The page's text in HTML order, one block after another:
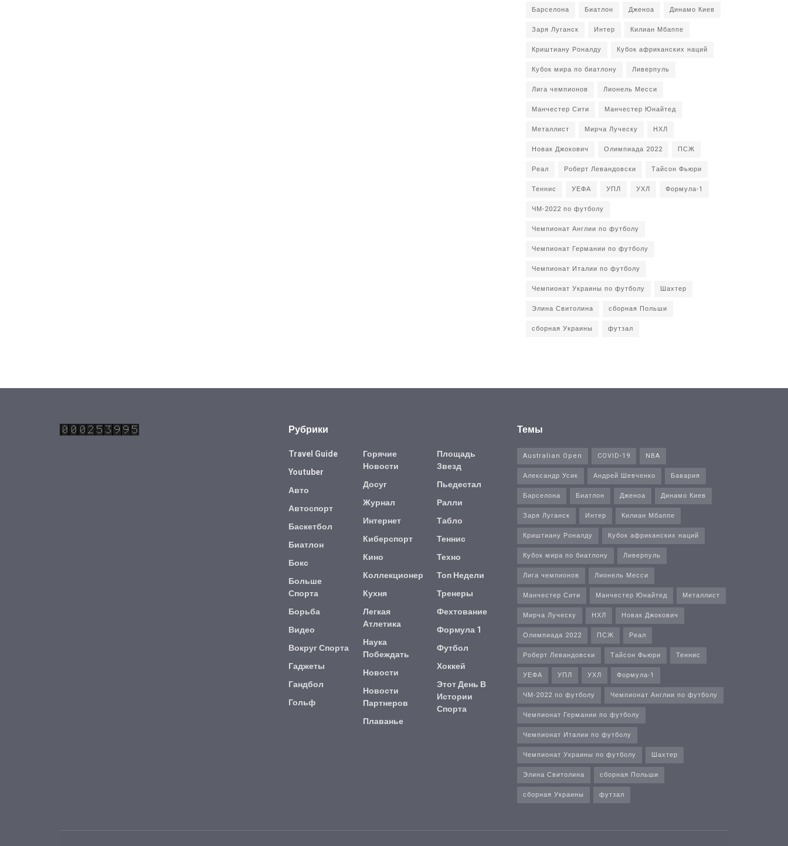
Барселона
Биатлон Дженоа
Динамо Киев
Заря Луганск
Интер
Килиан Мбаппе
Криштиану Роналду
Кубок африканских наций
Кубок мира по биатлону
Ливерпуль
Лига чемпионов
Лионель Месси
Манчестер Сити
Манчестер Юнайтед
Металлист
Мирча Луческу
НХЛ
Новак Джокович
Олимпиада 2022
ПСЖ
Реал
Роберт Левандовски
Тайсон Фьюри
Теннис
УЕФА УПЛ УХЛ
Формула-1
ЧМ-2022 по футболу
Чемпионат Англии по футболу
Чемпионат Германии по футболу
Чемпионат Италии по футболу
Чемпионат Украины по футболу
Шахтер
Элина Свитолина
сборная Польши
сборная Украины
футзал
Рубрики
Travel Guide
Youtuber
Авто
Автоспорт
Баскетбол
Биатлон
Бокс
Больше
Спорта
Борьба
Видео
Вокруг Спорта
Гаджеты
Гандбол
Гольф
Горячие
Новости
Досуг
Журнал
Интернет
Киберспорт
Кино
Коллекционер
Кухня
Легкая
Атлетика
Наука
Побеждать
Новости
Новости
Партнеров
Плаванье
Площадь
Звезд
Пьедестал
Ралли
Табло
Теннис
Техно
Топ Недели
Тренеры
Фехтование
Формула 1
Футбол
Хоккей
Этот День В
Истории
Спорта
Темы
Australian Open COVID-19
NBA
Александр Усик
Андрей Шевченко
Бавария
Барселона
Биатлон Дженоа
Динамо Киев
Заря Луганск
Интер
Килиан Мбаппе
Криштиану Роналду
Кубок африканских наций
Кубок мира по биатлону
Ливерпуль
Лига чемпионов
Лионель Месси
Манчестер Сити
Манчестер Юнайтед
Металлист
Мирча Луческу
НХЛ
Новак Джокович
Олимпиада 2022
ПСЖ
Реал
Роберт Левандовски
Тайсон Фьюри
Теннис
УЕФА
УПЛ УХЛ
Формула-1
ЧМ-2022 по футболу
Чемпионат Англии по футболу
Чемпионат Германии по футболу
Чемпионат Италии по футболу
Чемпионат Украины по футболу
Шахтер
Элина Свитолина
сборная Польши
сборная Украины
футзал